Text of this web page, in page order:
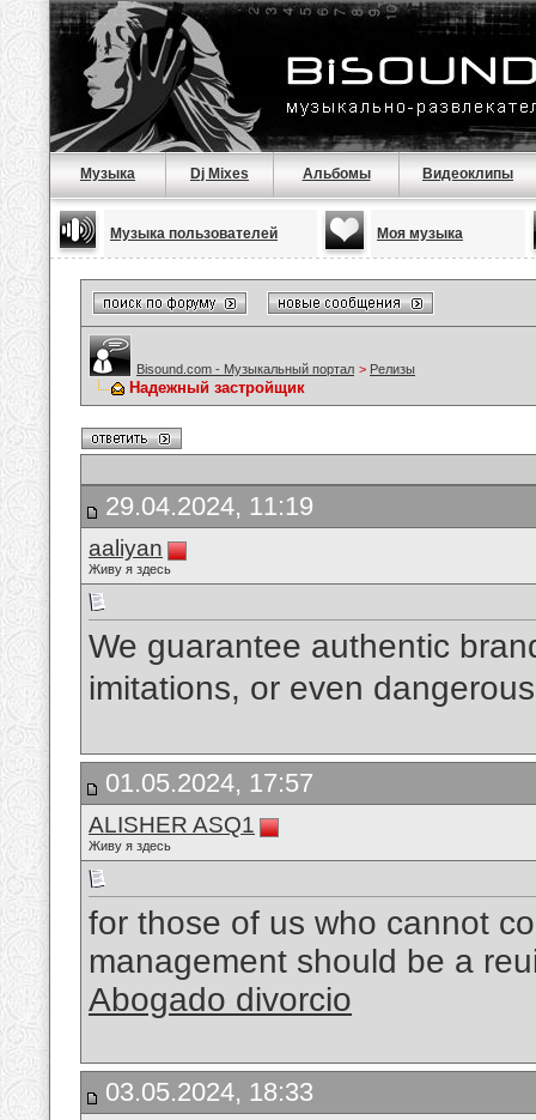
Музыка Dj Mixes Альбомы Видеоклипы
Музыка пользователей Моя музыка
Bisound.com - Музыкальный портал > Релизы
Надежный застройщик
29.04.2024, 11:19
aaliyan
Живу я здесь
We guarantee authentic
imitations, or even
01.05.2024, 17:57
ALISHER ASQ1
Живу я здесь
for those of us who cannot
management should be a
Abogado divorcio
03.05.2024, 18:33